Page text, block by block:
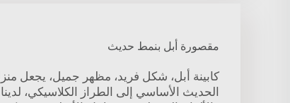
مقصورة أبل بنمط حديث
كابينة أبل، شكل فريد، مظهر جميل، يجعل
الحديث الأساسي إلى الطراز الكلاسيكي،